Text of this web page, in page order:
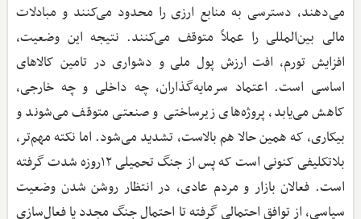
می‌دهند، دسترسی به منابع ارزی را محدود می‌کنند و مبادلات
مالی بین‌المللی را عملاً متوقف می‌کنند. نتیجه این وضعیت،
افزایش تورم، افت ارزش پول ملی و دشواری در تامین کالاهای
اساسی است. اعتماد سرمایه‌گذاران، چه داخلی و چه خارجی،
کاهش می‌یابد، پروژه‌های زیرساختی و صنعتی متوقف می‌شوند و
بیکاری، که همین حالا هم بالاست، تشدید می‌شود. اما نکته مهم‌تر،
بلاتکلیفی کنونی است که پس از جنگ تحمیلی ۱۲روزه شدت گرفته
است. فعالان بازار و مردم عادی، در انتظار روشن شدن وضعیت
سیاسی، از توافق احتمالی گرفته تا احتمال جنگ مجدد یا فعال‌سازی